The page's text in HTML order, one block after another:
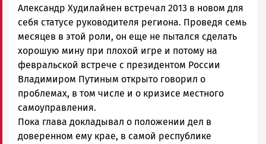
Александр Худилайнен встречал 2013 в новом для
себя статусе руководителя региона. Проведя семь
месяцев в этой роли, он еще не пытался сделать
хорошую мину при плохой игре и потому на
февральской встрече с президентом России
Владимиром Путиным открыто говорил о
проблемах, в том числе и о кризисе местного
самоуправления.
Пока глава докладывал о положении дел в
доверенном ему крае, в самой республике